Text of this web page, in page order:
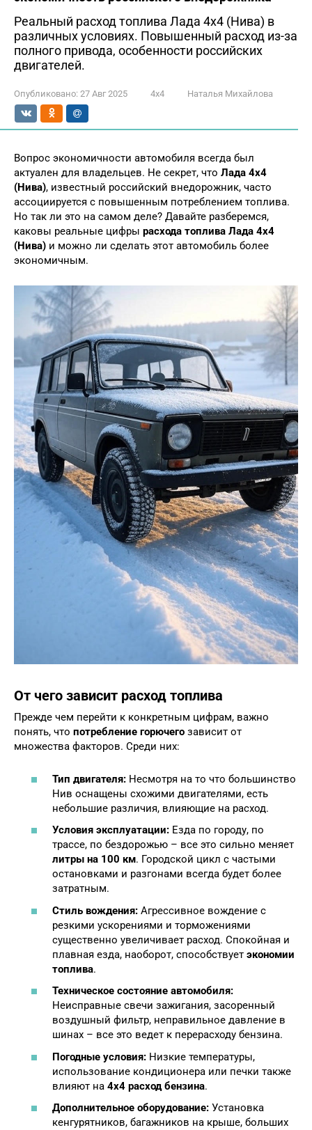
Реальный расход топлива Лада 4х4 (Нива) в
различных условиях. Повышенный расход из-за
полного привода, особенности российских
двигателей.
Опубликовано: 27 Авг 2025 4х4 Наталья Михайлова
Вопрос экономичности автомобиля всегда был
актуален для владельцев. Не секрет, что Лада 4х4
(Нива), известный российский внедорожник, часто
ассоциируется с повышенным потреблением топлива.
Но так ли это на самом деле? Давайте разберемся,
каковы реальные цифры расхода топлива Лада 4х4
(Нива) и можно ли сделать этот автомобиль более
экономичным.
От чего зависит расход топлива
Прежде чем перейти к конкретным цифрам, важно
понять, что потребление горючего зависит от
множества факторов. Среди них:
Тип двигателя: Несмотря на то что большинство
Нив оснащены схожими двигателями, есть
небольшие различия, влияющие на расход.
Условия эксплуатации: Езда по городу, по
трассе, по бездорожью – все это сильно меняет
литры на 100 км. Городской цикл с частыми
остановками и разгонами всегда будет более
затратным.
Стиль вождения: Агрессивное вождение с
резкими ускорениями и торможениями
существенно увеличивает расход. Спокойная и
плавная езда, наоборот, способствует экономии
топлива.
Техническое состояние автомобиля:
Неисправные свечи зажигания, засоренный
воздушный фильтр, неправильное давление в
шинах – все это ведет к перерасходу бензина.
Погодные условия: Низкие температуры,
использование кондиционера или печки также
влияют на 4х4 расход бензина.
Дополнительное оборудование: Установка
кенгурятников, багажников на крыше, больших